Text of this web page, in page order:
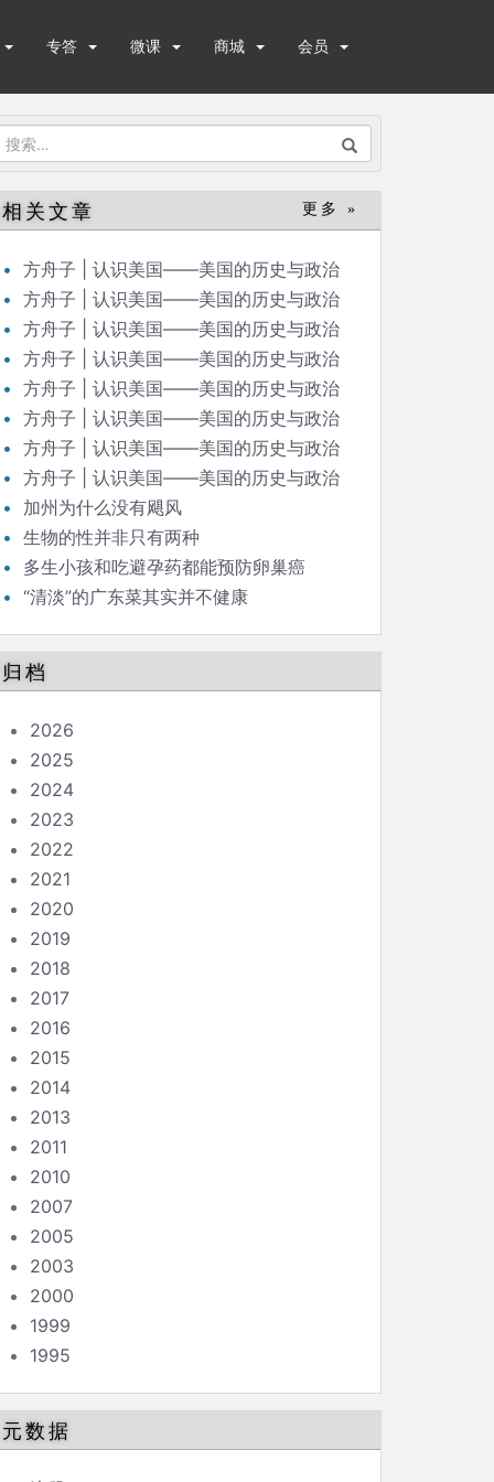
专答 微课 商城 会员
搜
：
相关文章 更多 »
方舟子 | 认识美国——美国的历史与政治
（48）
方舟子 | 认识美国——美国的历史与政治
（47）
方舟子 | 认识美国——美国的历史与政治
（46）
方舟子 | 认识美国——美国的历史与政治
（45）
方舟子 | 认识美国——美国的历史与政治
（44）
方舟子 | 认识美国——美国的历史与政治
（42）
方舟子 | 认识美国——美国的历史与政治
（43）
方舟子 | 认识美国——美国的历史与政治
（41）
加州为什么没有飓风
生物的性并非只有两种
多生小孩和吃避孕药都能预防卵巢癌
“清淡”的广东菜其实并不健康
归档
2026
2025
2024
2023
2022
2021
2020
2019
2018
2017
2016
2015
2014
2013
2011
2010
2007
2005
2003
2000
1999
1995
元数据